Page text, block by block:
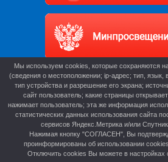
Мы используем cookies, которые сохраняются
(сведения о местоположении; ip-адрес; тип, язык,
тип устройства и разрешение его экрана;
сайт пользователь; какие страницы
нажимает пользователь; эта же информация
статистических данных использования сайта
сервисов Яндекс.Метрика и/или
Нажимая кнопку "СОГЛАСЕН", Вы
проинформированы об использовании
Отключить cookies Вы можете в настройках